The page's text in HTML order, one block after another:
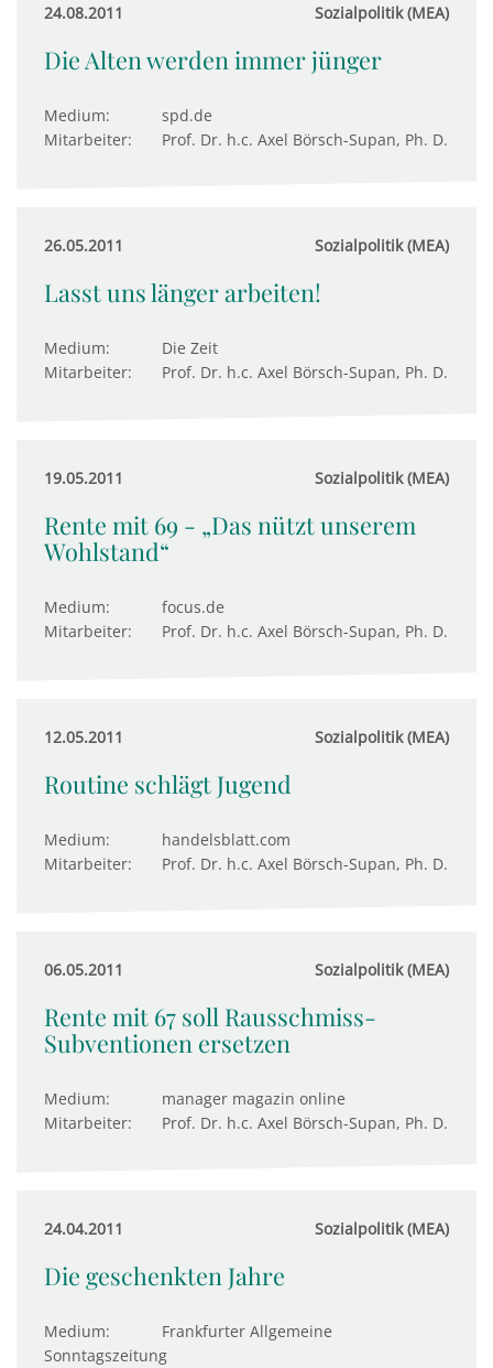
24.08.2011 Sozialpolitik (MEA)
Die Alten werden immer jünger
Medium:
spd.de
Mitarbeiter:
Prof. Dr. h.c. Axel Börsch-Supan, Ph. D.
26.05.2011 Sozialpolitik (MEA)
Lasst uns länger arbeiten!
Medium:
Die Zeit
Mitarbeiter:
Prof. Dr. h.c. Axel Börsch-Supan, Ph. D.
19.05.2011 Sozialpolitik (MEA)
Rente mit 69 - „Das nützt unserem
Wohlstand“
Medium:
focus.de
Mitarbeiter:
Prof. Dr. h.c. Axel Börsch-Supan, Ph. D.
12.05.2011 Sozialpolitik (MEA)
Routine schlägt Jugend
Medium:
handelsblatt.com
Mitarbeiter:
Prof. Dr. h.c. Axel Börsch-Supan, Ph. D.
06.05.2011 Sozialpolitik (MEA)
Rente mit 67 soll Rausschmiss-
Subventionen ersetzen
Medium:
manager magazin online
Mitarbeiter:
Prof. Dr. h.c. Axel Börsch-Supan, Ph. D.
24.04.2011 Sozialpolitik (MEA)
Die geschenkten Jahre
Medium:
Frankfurter Allgemeine
Sonntagszeitung